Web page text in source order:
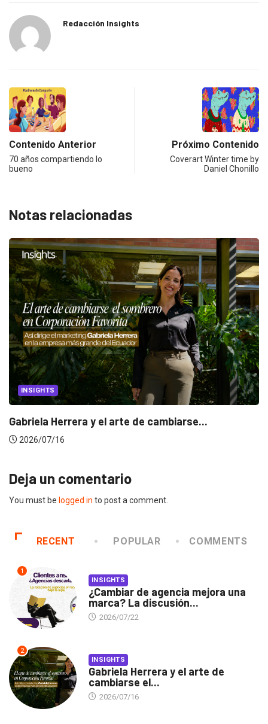
Redacción Insights
Contenido Anterior
70 años compartiendo lo
bueno
Próximo Contenido
Coverart Winter time by
Daniel Chonillo
Notas relacionadas
CANNES LIONS 2026
Dos ecuatorianos en el jurado de
Deja un comentario
You must be logged in to post a comment.
RECENT POPULAR COMMENTS
1
INSIGHTS
¿Cambiar de agencia mejora una
marca? La discusión...
2026/07/22
2
INSIGHTS
Gabriela Herrera y el arte de
cambiarse el...
2026/07/16